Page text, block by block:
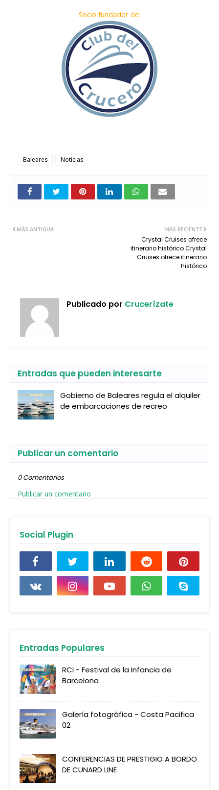
Socio fundador de:
Baleares Noticias
MÁS RECIENTE
Crystal Cruises ofrece
itinerario histórico Crystal
Cruises ofrece itinerario
histórico
MÁS ANTIGUA
Publicado por Crucerízate
Entradas que pueden interesarte
Gobierno de Baleares regula el alquiler
de embarcaciones de recreo
Publicar un comentario
0 Comentarios
Publicar un comentario
Social Plugin
Entradas Populares
RCI - Festival de la Infancia de
Barcelona
Galería fotográfica - Costa Pacifica
02
CONFERENCIAS DE PRESTIGIO A BORDO
DE CUNARD LINE